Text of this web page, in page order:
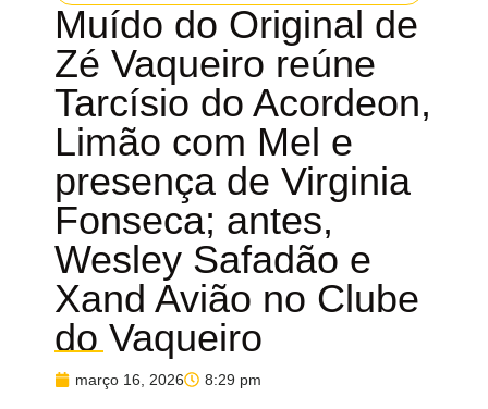
Muído do Original de
Zé Vaqueiro reúne
Tarcísio do Acordeon,
Limão com Mel e
presença de Virginia
Fonseca; antes,
Wesley Safadão e
Xand Avião no Clube
do Vaqueiro
março 16, 2026 8:29 pm